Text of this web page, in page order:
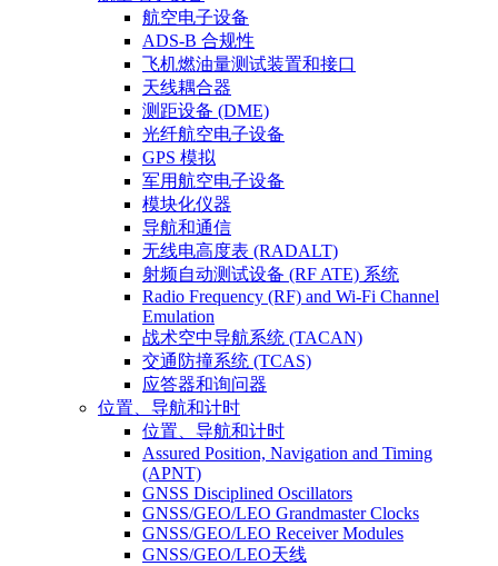
航空电子设备
ADS-B 合规性
飞机燃油量测试装置和接口
天线耦合器
测距设备 (DME)
光纤航空电子设备
GPS 模拟
军用航空电子设备
模块化仪器
导航和通信
无线电高度表 (RADALT)
射频自动测试设备 (RF ATE) 系统
Radio Frequency (RF) and Wi-Fi Channel
Emulation
战术空中导航系统 (TACAN)
交通防撞系统 (TCAS)
应答器和询问器
位置、导航和计时
位置、导航和计时
Assured Position, Navigation and Timing
(APNT)
GNSS Disciplined Oscillators
GNSS/GEO/LEO Grandmaster Clocks
GNSS/GEO/LEO Receiver Modules
GNSS/GEO/LEO天线